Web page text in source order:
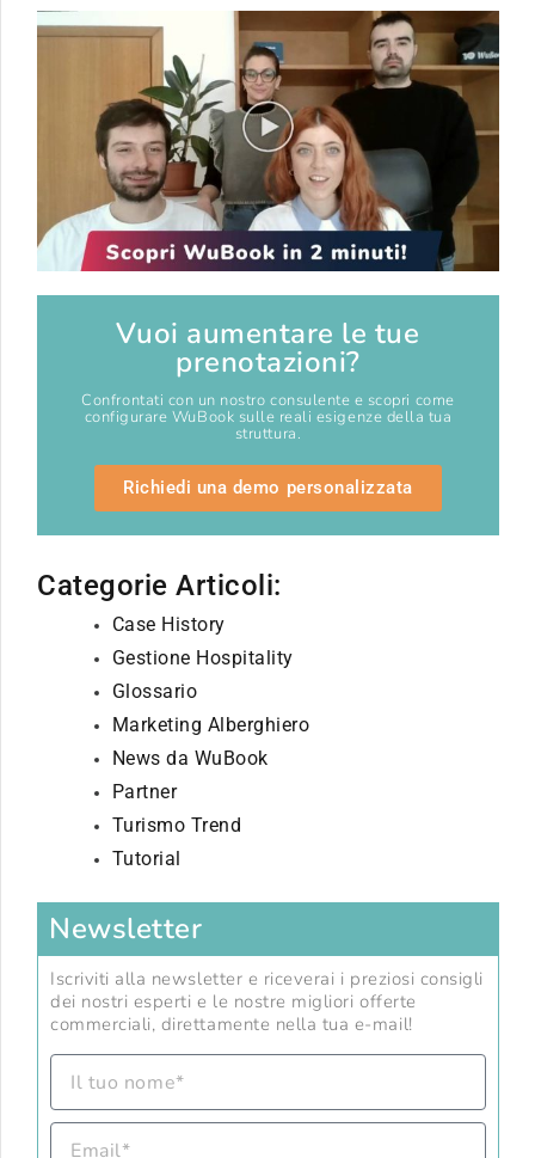
Vuoi aumentare le tue
prenotazioni?
Confrontati con un nostro consulente e scopri come
configurare WuBook sulle reali esigenze della tua
struttura.
Richiedi una demo personalizzata
Categorie Articoli:
Case History
Gestione Hospitality
Glossario
Marketing Alberghiero
News da WuBook
Partner
Turismo Trend
Tutorial
Newsletter
Iscriviti alla newsletter e riceverai i preziosi consigli
dei nostri esperti e le nostre migliori offerte
commerciali, direttamente nella tua e-mail!